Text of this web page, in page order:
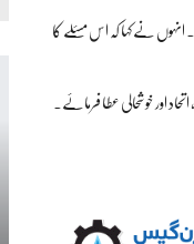
انہوں نے کہا کہ اس مسئلے کا
اور خوشحالی عطا فرمائے۔